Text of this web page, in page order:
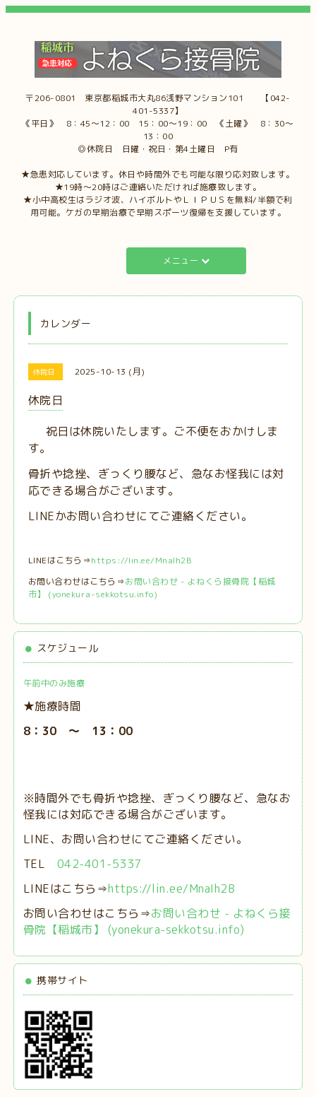
〒206-0801 東京都稲城市大丸86浅野マンション101 【042-
401-5337】
《平日》 8：45～12：00 15：00～19：00 《土曜》 8：30～
13：00
◎休院日 日曜・祝日・第4土曜日 P有
★急患対応しています。休日や時間外でも可能な限り応対致します。
★19時～20時はご連絡いただければ施療致します。
★小中高校生はラジオ波、ハイボルトやＬＩＰＵＳを無料/半額で利
用可能。ケガの早期治療で早期スポーツ復帰を支援しています。
メニュー
カレンダー
休院日 2025-10-13 (月)
休院日
祝日は休院いたします。ご不便をおかけしま
す。
骨折や捻挫、ぎっくり腰など、急なお怪我には対
応できる場合がございます。
LINEかお問い合わせにてご連絡ください。
LINEはこちら⇒https://lin.ee/MnaIh2B
お問い合わせはこちら⇒お問い合わせ - よねくら接骨院【稲城
市】 (yonekura-sekkotsu.info)
スケジュール
午前中のみ施療
★施療時間
8：30 ～ 13：00
※時間外でも骨折や捻挫、ぎっくり腰など、急なお
怪我には対応できる場合がございます。
LINE、お問い合わせにてご連絡ください。
TEL 042-401-5337
LINEはこちら⇒https://lin.ee/MnaIh2B
お問い合わせはこちら⇒お問い合わせ - よねくら接
骨院【稲城市】 (yonekura-sekkotsu.info)
携帯サイト